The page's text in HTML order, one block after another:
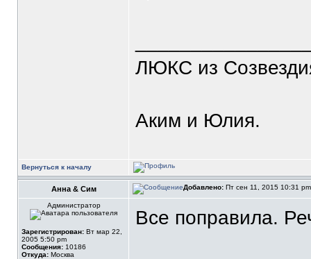
ЛЮКС из
Аким и Юлия.
Вернуться к началу
Анна & Сим Добавлено: Пт сен 11, 2015 10:31
Администратор
Зарегистрирован: Вт мар 22,
2005 5:50 pm
Сообщения: 10186
Откуда: Москва
Все поправила.